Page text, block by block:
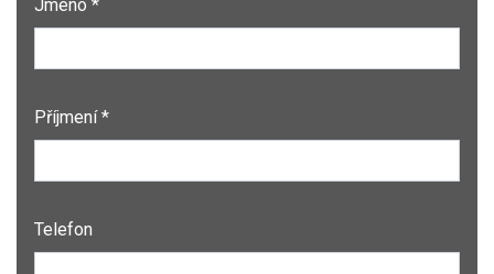
Jméno *
Příjmení *
Telefon